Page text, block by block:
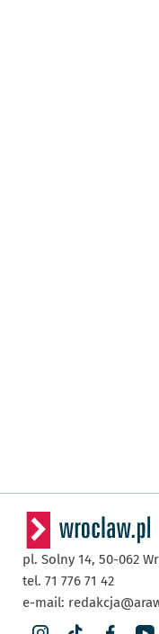
pl. Solny 14, 50-062
tel. 71 776 71 42
e-mail: